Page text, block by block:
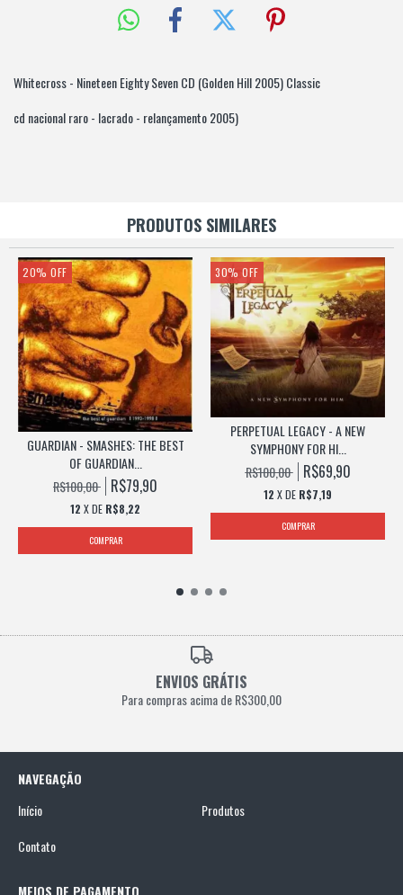
Whitecross - Nineteen Eighty Seven CD (Golden Hill 2005) Classic
cd nacional raro - lacrado - relançamento 2005)
PRODUTOS SIMILARES
20% OFF
GUARDIAN - SMASHES: THE BEST
OF GUARDIAN...
R$100,00 R$79,90
12 X DE R$8,22
30% OFF
PERPETUAL LEGACY - A NEW
SYMPHONY FOR HI...
R$100,00 R$69,90
12 X DE R$7,19
ENVIOS GRÁTIS
Para compras acima de R$300,00
NAVEGAÇÃO
Início
Produtos
Contato
MEIOS DE PAGAMENTO